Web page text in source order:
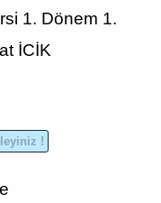
1. Dönem 1.
İCİK